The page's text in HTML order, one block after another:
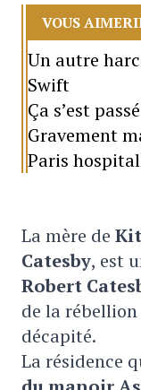
VOUS
Un autre
Swift
Ça s’est
Gravement
Paris
La mère de
Catesby, est
Robert
de la
décapité.
La résidence